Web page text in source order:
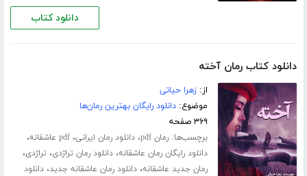
دانلود کتاب
دانلود کتاب رمان آخته
از:زهرا حیاتی
موضوع:دانلود رایگان بهترین رمان‌ها
۳۶۹ صفحه
برچسب‌ها:رمان pdf ،دانلود رمان ایرانی،pdf عاشقانه ،
دانلود رایگان رمان عاشقانه،دانلود رمان تراژدی، تراژدی،
رمان جدید عاشقانه،دانلود رمان عاشقانه جدید،دانلود